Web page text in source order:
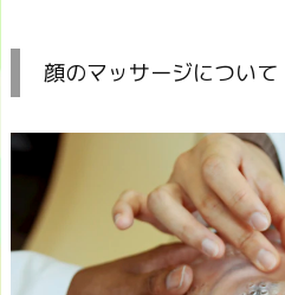
顔のマッサージについて